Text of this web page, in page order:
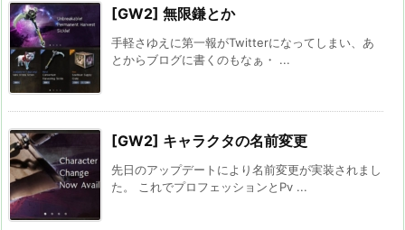
[GW2] 無限鎌とか
手軽さゆえに第一報がTwitterになってしまい、あ
とからブログに書くのもなぁ・ ...
[GW2] キャラクタの名前変更
先日のアップデートにより名前変更が実装されまし
た。 これでプロフェッションとPv ...